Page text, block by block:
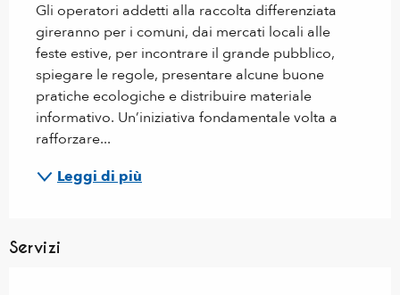
Gli operatori addetti alla raccolta differenziata
gireranno per i comuni, dai mercati locali alle
feste estive, per incontrare il grande pubblico,
spiegare le regole, presentare alcune buone
pratiche ecologiche e distribuire materiale
informativo. Un’iniziativa fondamentale volta a
rafforzare...
Leggi di più
Servizi